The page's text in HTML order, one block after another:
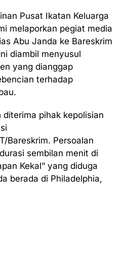
Pusat Ikatan Keluarga
melaporkan pegiat media
Abu Janda ke Bareskrim
diambil menyusul
yang dianggap
terhadap
pihak kepolisian
Bareskrim. Persoalan
sembilan menit di
Kekal” yang diduga
berada di Philadelphia,